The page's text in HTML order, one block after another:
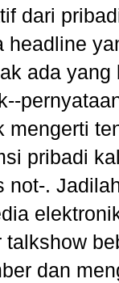
dari
headline
ada
mengerti
pribadi
not-.
dan